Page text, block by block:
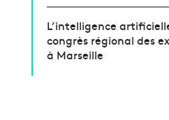
L’intelligence
congrès régional des
à Marseille